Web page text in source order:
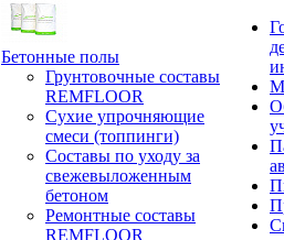
Бетонные полы
Грунтовочные составы
REMFLOOR
Сухие упрочняющие
смеси (топпинги)
Составы по уходу за
свежевыложенным
бетоном
Ремонтные составы
REMFLOOR